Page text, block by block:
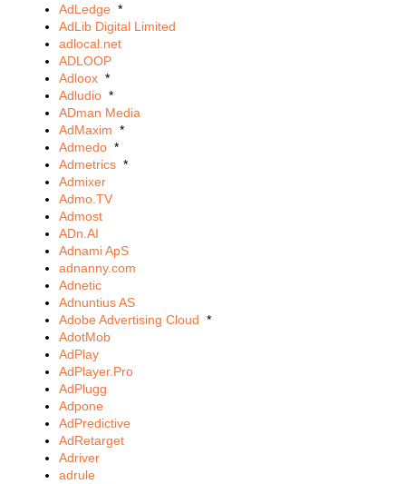
AdLedge *
AdLib Digital Limited
adlocal.net
ADLOOP
Adloox *
Adludio *
ADman Media
AdMaxim *
Admedo *
Admetrics *
Admixer
Admo.TV
Admost
ADn.AI
Adnami ApS
adnanny.com
Adnetic
Adnuntius AS
Adobe Advertising Cloud *
AdotMob
AdPlay
AdPlayer.Pro
AdPlugg
Adpone
AdPredictive
AdRetarget
Adriver
adrule